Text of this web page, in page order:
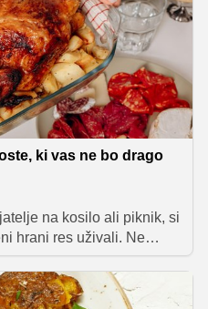
še vedno osrednji del
srečanj.
ki vas ne bo drago
na kosilo ali piknik, si
hrani res uživali. Ne
izdelkov ali o tem, katere
pultu. Pomembno je
sproščeno in